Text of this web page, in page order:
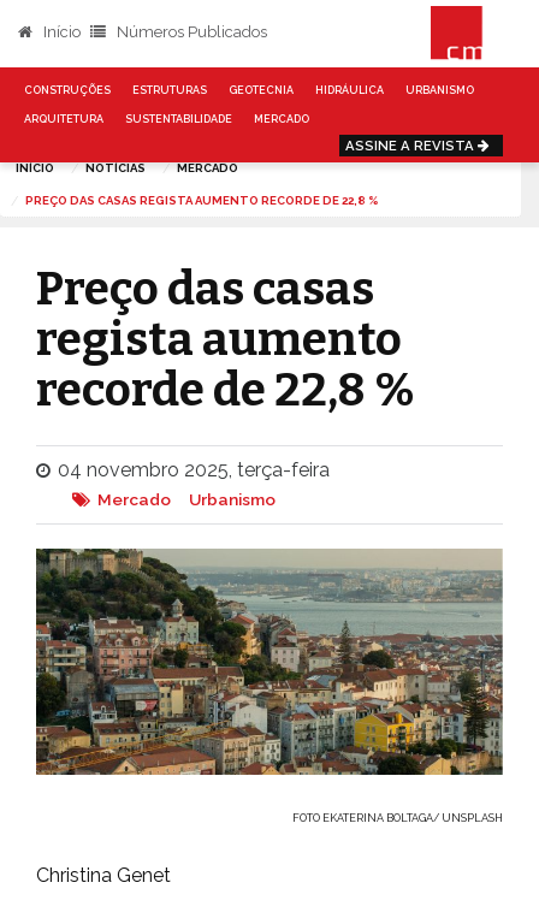
Início Números Publicados
CONSTRUÇÕES ESTRUTURAS GEOTECNIA HIDRÁULICA URBANISMO
ARQUITETURA SUSTENTABILIDADE MERCADO
ASSINE A REVISTA
INÍCIO NOTÍCIAS MERCADO
PREÇO DAS CASAS REGISTA AUMENTO RECORDE DE 22,8 %
Preço das casas
regista aumento
recorde de 22,8 %
04 novembro 2025, terça-feira
Mercado Urbanismo
FOTO EKATERINA BOLTAGA/ UNSPLASH
Christina Genet